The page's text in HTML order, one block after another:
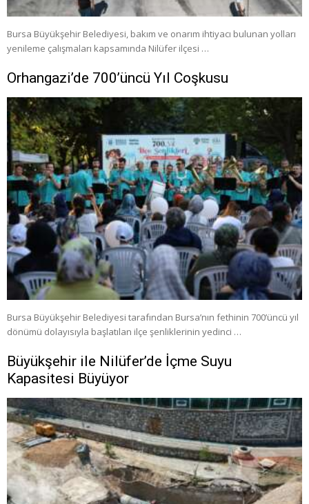
Bursa Büyükşehir Belediyesi, bakım ve onarım ihtiyacı bulunan yolları
yenileme çalışmaları kapsamında Nilüfer ilçesi …
Orhangazi’de 700’üncü Yıl Coşkusu
Bursa Büyükşehir Belediyesi tarafından Bursa’nın fethinin 700’üncü yıl
dönümü dolayısıyla başlatılan ilçe şenliklerinin yedinci …
Büyükşehir ile Nilüfer’de İçme Suyu
Kapasitesi Büyüyor